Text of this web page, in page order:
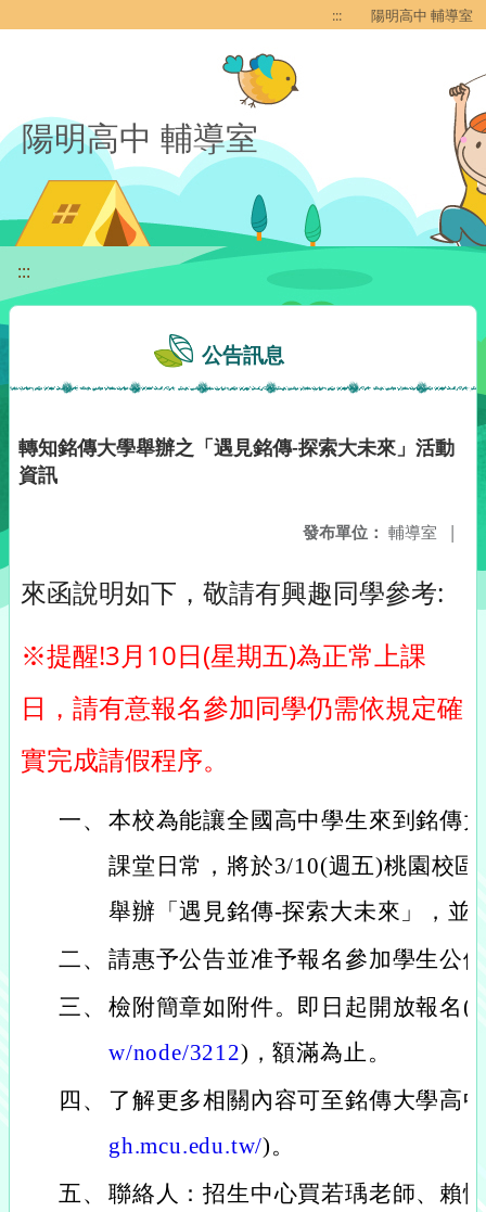
::: 陽明高中 輔導室
陽明高中 輔導室
:::
公告訊息
轉知銘傳大學舉辦之「遇見銘傳-探索大未來」活動
資訊
發布單位： 輔導室 |
來函說明如下，敬請有興趣同學參考:
※提醒!3月10日(星期五)為正常上課
日，請有意報名參加同學仍需依規定確
實完成請假程序。
一、 本校為能讓全國高中學生來到銘傳
課堂日常，將於3/10(週五)桃園校
舉辦「遇見銘傳-探索大未來」，並
二、 請惠予公告並准予報名參加學生公
三、 檢附簡章如附件。即日起開放報名(
w/node/3212)，額滿為止。
四、
了解更多相關內容可至銘傳大學高
gh.mcu.edu.tw/)。
五、 聯絡人：招生中心買若瑀老師、賴